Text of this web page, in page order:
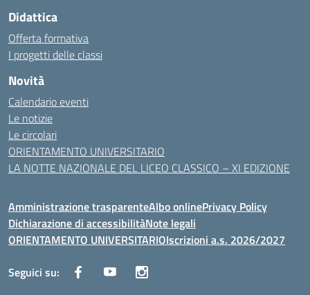
Didattica
Offerta formativa
I progetti delle classi
Novità
Calendario eventi
Le notizie
Le circolari
ORIENTAMENTO UNIVERSITARIO
LA NOTTE NAZIONALE DEL LICEO CLASSICO – XI EDIZIONE
Amministrazione trasparenteAlbo onlinePrivacy Policy
Dichiarazione di accessibilitàNote legali
ORIENTAMENTO UNIVERSITARIOIscrizioni a.s. 2026/2027
Seguici su: